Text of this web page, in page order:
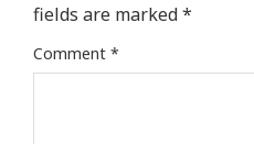
fields are marked*
Comment *